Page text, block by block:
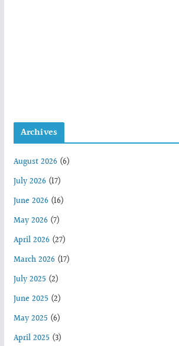
Archives
August 2026(6)
July 2026(17)
June 2026(16)
May 2026(7)
April 2026(27)
March 2026(17)
July 2025 (2)
June 2025 (2)
May 2025 (6)
April 2025 (3)